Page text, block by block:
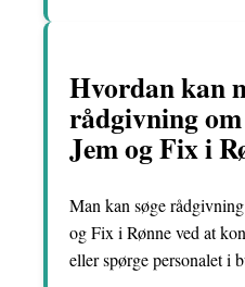
Hvordan kan
rådgivning
Jem og Fix i
Man kan søge
og Fix i Rønne ved at
eller spørge personalet i